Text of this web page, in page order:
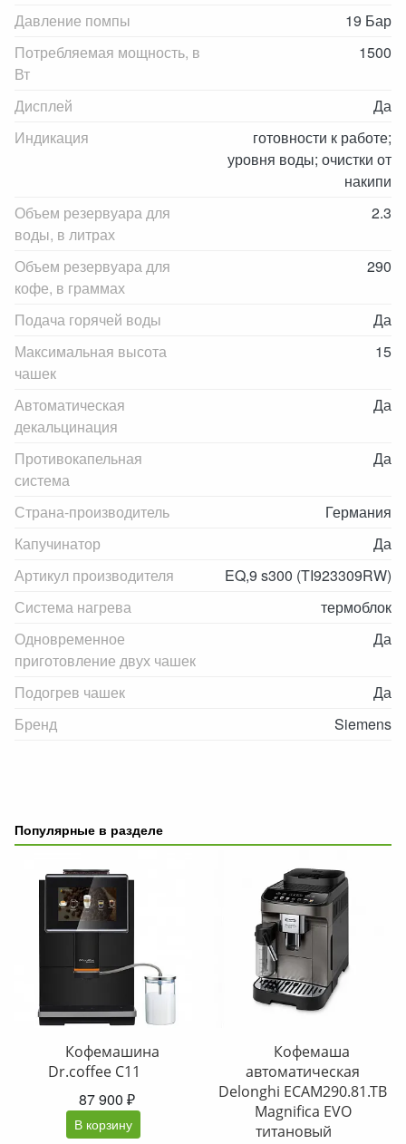
Давление помпы
19 Бар
Потребляемая мощность, в
Вт
1500
Дисплей
Да
Индикация
готовности к работе;
уровня воды; очистки от
накипи
Объем резервуара для
воды, в литрах
2.3
Объем резервуара для
кофе, в граммах
290
Подача горячей воды
Да
Максимальная высота
чашек
15
Автоматическая
декальцинация
Да
Противокапельная
система
Да
Страна-производитель
Германия
Капучинатор
Да
Артикул производителя
EQ,9 s300 (TI923309RW)
Система нагрева
термоблок
Одновременное
приготовление двух чашек
Да
Подогрев чашек
Да
Бренд
Siemens
Популярные в разделе
Кофемашина
Dr.coffee C11
87 900 ₽
В корзину
Кофемаша
автоматическая
Delonghi ECAM290.81.TB
Magnifica EVO
титановый